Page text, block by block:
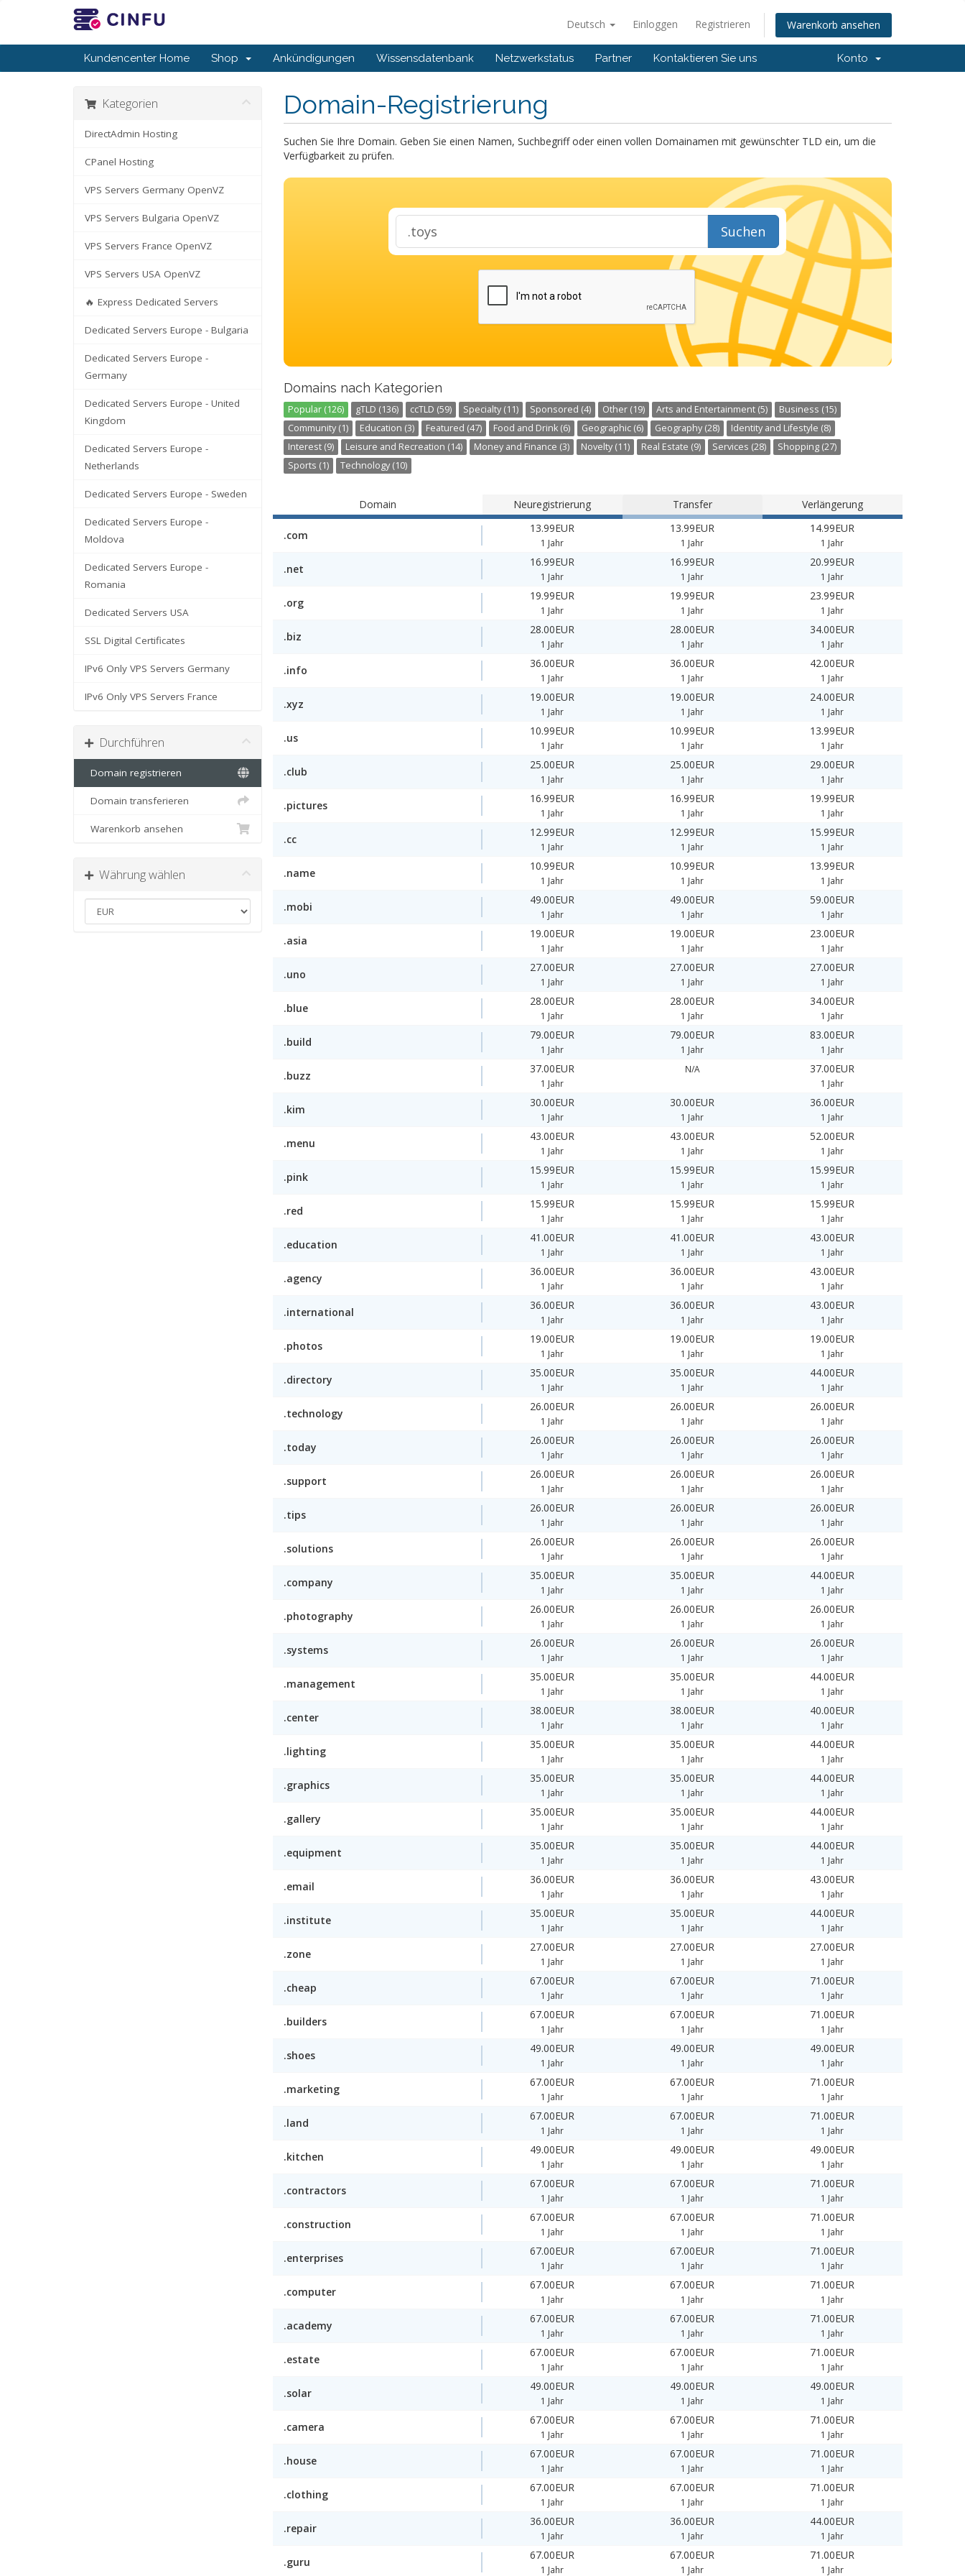
Deutsch Einloggen Registrieren Warenkorb ansehen
Kundencenter Home Shop Ankündigungen Wissensdatenbank Netzwerkstatus Partner Kontaktieren Sie uns Konto
Domain-Registrierung
Kategorien
DirectAdmin Hosting
CPanel Hosting
VPS Servers Germany OpenVZ
VPS Servers Bulgaria OpenVZ
VPS Servers France OpenVZ
VPS Servers USA OpenVZ
🔥 Express Dedicated Servers
Dedicated Servers Europe - Bulgaria
Dedicated Servers Europe -
Germany
Dedicated Servers Europe - United
Kingdom
Dedicated Servers Europe -
Netherlands
Dedicated Servers Europe - Sweden
Dedicated Servers Europe -
Moldova
Dedicated Servers Europe -
Romania
Dedicated Servers USA
SSL Digital Certificates
IPv6 Only VPS Servers Germany
IPv6 Only VPS Servers France
Durchführen
Domain registrieren
Domain transferieren
Warenkorb ansehen
Währung wählen
Suchen Sie Ihre Domain. Geben Sie einen Namen, Suchbegriff oder einen vollen Domainamen mit gewünschter TLD ein, um die
Verfügbarkeit zu prüfen.
Suchen
Domains nach Kategorien
Popular (126) gTLD (136) ccTLD (59) Specialty (11) Sponsored (4) Other (19) Arts and Entertainment (5)
Business (15)
Community (1)
Education (3) Featured (47) Food and Drink (6) Geographic (6) Geography (28)
Identity and Lifestyle (8)
Interest (9)
Leisure and Recreation (14) Money and Finance (3) Novelty (11) Real Estate (9) Services (28)
Shopping (27)
Sports (1)
Technology (10)
Domain Neuregistrierung Transfer Verlängerung
.com
13.99EUR
1 Jahr
13.99EUR
1 Jahr
14.99EUR
1 Jahr
.net
16.99EUR
1 Jahr
16.99EUR
1 Jahr
20.99EUR
1 Jahr
.org
19.99EUR
1 Jahr
19.99EUR
1 Jahr
23.99EUR
1 Jahr
.biz
28.00EUR
1 Jahr
28.00EUR
1 Jahr
34.00EUR
1 Jahr
.info
36.00EUR
1 Jahr
36.00EUR
1 Jahr
42.00EUR
1 Jahr
.xyz
19.00EUR
1 Jahr
19.00EUR
1 Jahr
24.00EUR
1 Jahr
.us
10.99EUR
1 Jahr
10.99EUR
1 Jahr
13.99EUR
1 Jahr
.club
25.00EUR
1 Jahr
25.00EUR
1 Jahr
29.00EUR
1 Jahr
.pictures
16.99EUR
1 Jahr
16.99EUR
1 Jahr
19.99EUR
1 Jahr
.cc
12.99EUR
1 Jahr
12.99EUR
1 Jahr
15.99EUR
1 Jahr
.name
10.99EUR
1 Jahr
10.99EUR
1 Jahr
13.99EUR
1 Jahr
.mobi
49.00EUR
1 Jahr
49.00EUR
1 Jahr
59.00EUR
1 Jahr
.asia
19.00EUR
1 Jahr
19.00EUR
1 Jahr
23.00EUR
1 Jahr
.uno
27.00EUR
1 Jahr
27.00EUR
1 Jahr
27.00EUR
1 Jahr
.blue
28.00EUR
1 Jahr
28.00EUR
1 Jahr
34.00EUR
1 Jahr
.build
79.00EUR
1 Jahr
79.00EUR
1 Jahr
83.00EUR
1 Jahr
.buzz
37.00EUR
1 Jahr
N/A 37.00EUR
1 Jahr
.kim
30.00EUR
1 Jahr
30.00EUR
1 Jahr
36.00EUR
1 Jahr
.menu
43.00EUR
1 Jahr
43.00EUR
1 Jahr
52.00EUR
1 Jahr
.pink
15.99EUR
1 Jahr
15.99EUR
1 Jahr
15.99EUR
1 Jahr
.red
15.99EUR
1 Jahr
15.99EUR
1 Jahr
15.99EUR
1 Jahr
.education
41.00EUR
1 Jahr
41.00EUR
1 Jahr
43.00EUR
1 Jahr
.agency
36.00EUR
1 Jahr
36.00EUR
1 Jahr
43.00EUR
1 Jahr
.international
36.00EUR
1 Jahr
36.00EUR
1 Jahr
43.00EUR
1 Jahr
.photos
19.00EUR
1 Jahr
19.00EUR
1 Jahr
19.00EUR
1 Jahr
.directory
35.00EUR
1 Jahr
35.00EUR
1 Jahr
44.00EUR
1 Jahr
.technology
26.00EUR
1 Jahr
26.00EUR
1 Jahr
26.00EUR
1 Jahr
.today
26.00EUR
1 Jahr
26.00EUR
1 Jahr
26.00EUR
1 Jahr
.support
26.00EUR
1 Jahr
26.00EUR
1 Jahr
26.00EUR
1 Jahr
.tips
26.00EUR
1 Jahr
26.00EUR
1 Jahr
26.00EUR
1 Jahr
.solutions
26.00EUR
1 Jahr
26.00EUR
1 Jahr
26.00EUR
1 Jahr
.company
35.00EUR
1 Jahr
35.00EUR
1 Jahr
44.00EUR
1 Jahr
.photography
26.00EUR
1 Jahr
26.00EUR
1 Jahr
26.00EUR
1 Jahr
.systems
26.00EUR
1 Jahr
26.00EUR
1 Jahr
26.00EUR
1 Jahr
.management
35.00EUR
1 Jahr
35.00EUR
1 Jahr
44.00EUR
1 Jahr
.center
38.00EUR
1 Jahr
38.00EUR
1 Jahr
40.00EUR
1 Jahr
.lighting
35.00EUR
1 Jahr
35.00EUR
1 Jahr
44.00EUR
1 Jahr
.graphics
35.00EUR
1 Jahr
35.00EUR
1 Jahr
44.00EUR
1 Jahr
.gallery
35.00EUR
1 Jahr
35.00EUR
1 Jahr
44.00EUR
1 Jahr
.equipment
35.00EUR
1 Jahr
35.00EUR
1 Jahr
44.00EUR
1 Jahr
.email
36.00EUR
1 Jahr
36.00EUR
1 Jahr
43.00EUR
1 Jahr
.institute
35.00EUR
1 Jahr
35.00EUR
1 Jahr
44.00EUR
1 Jahr
.zone
27.00EUR
1 Jahr
27.00EUR
1 Jahr
27.00EUR
1 Jahr
.cheap
67.00EUR
1 Jahr
67.00EUR
1 Jahr
71.00EUR
1 Jahr
.builders
67.00EUR
1 Jahr
67.00EUR
1 Jahr
71.00EUR
1 Jahr
.shoes
49.00EUR
1 Jahr
49.00EUR
1 Jahr
49.00EUR
1 Jahr
.marketing
67.00EUR
1 Jahr
67.00EUR
1 Jahr
71.00EUR
1 Jahr
.land
67.00EUR
1 Jahr
67.00EUR
1 Jahr
71.00EUR
1 Jahr
.kitchen
49.00EUR
1 Jahr
49.00EUR
1 Jahr
49.00EUR
1 Jahr
.contractors
67.00EUR
1 Jahr
67.00EUR
1 Jahr
71.00EUR
1 Jahr
.construction
67.00EUR
1 Jahr
67.00EUR
1 Jahr
71.00EUR
1 Jahr
.enterprises
67.00EUR
1 Jahr
67.00EUR
1 Jahr
71.00EUR
1 Jahr
.computer
67.00EUR
1 Jahr
67.00EUR
1 Jahr
71.00EUR
1 Jahr
.academy
67.00EUR
1 Jahr
67.00EUR
1 Jahr
71.00EUR
1 Jahr
.estate
67.00EUR
1 Jahr
67.00EUR
1 Jahr
71.00EUR
1 Jahr
.solar
49.00EUR
1 Jahr
49.00EUR
1 Jahr
49.00EUR
1 Jahr
.camera
67.00EUR
1 Jahr
67.00EUR
1 Jahr
71.00EUR
1 Jahr
.house
67.00EUR
1 Jahr
67.00EUR
1 Jahr
71.00EUR
1 Jahr
.clothing
67.00EUR
1 Jahr
67.00EUR
1 Jahr
71.00EUR
1 Jahr
.repair
36.00EUR
1 Jahr
36.00EUR
1 Jahr
44.00EUR
1 Jahr
.guru
67.00EUR
1 Jahr
67.00EUR
1 Jahr
71.00EUR
1 Jahr